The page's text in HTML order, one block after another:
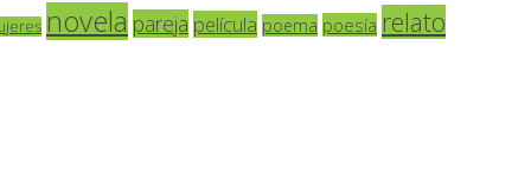
novela pareja película poema poesía relato